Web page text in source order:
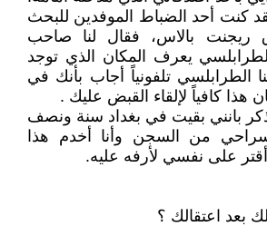
كنت أحد الضباط الموفدين للبحث
ريجنت بالاس، فقال لنا صاحب
يعرف المكان الذي توجد
الطرابلسي تلفونياً أجاب بأنك في
هذا كافياً لإلقاء القبض عليك .
بانني بقيت في بغداد سنة ونصف
من السجن وأنا أخدم هذا
على نفسي لأرفه عليه.
بعد اعتقالك ؟